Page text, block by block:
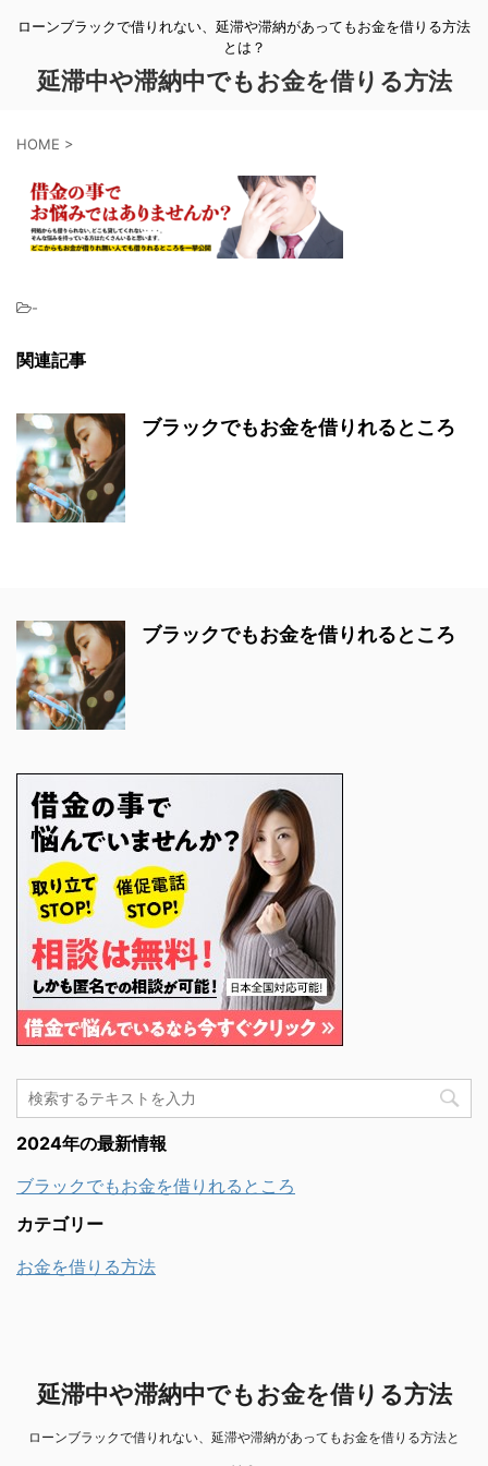
ローンブラックで借りれない、延滞や滞納があってもお金を借りる方法
とは？
延滞中や滞納中でもお金を借りる方法
HOME >
-
関連記事
ブラックでもお金を借りれるところ
ブラックでもお金を借りれるところ
2024年の最新情報
ブラックでもお金を借りれるところ
カテゴリー
お金を借りる方法
延滞中や滞納中でもお金を借りる方法
ローンブラックで借りれない、延滞や滞納があってもお金を借りる方法と